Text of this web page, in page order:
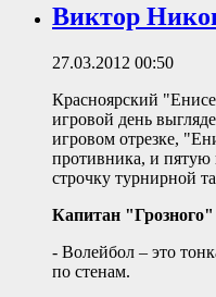
Виктор
27.03.2012 00:50
Красноярский
игровой день
игровом отрезке,
противника, и пятую
строчку турнирной
Капитан
- Волейбол – это
по стенам.